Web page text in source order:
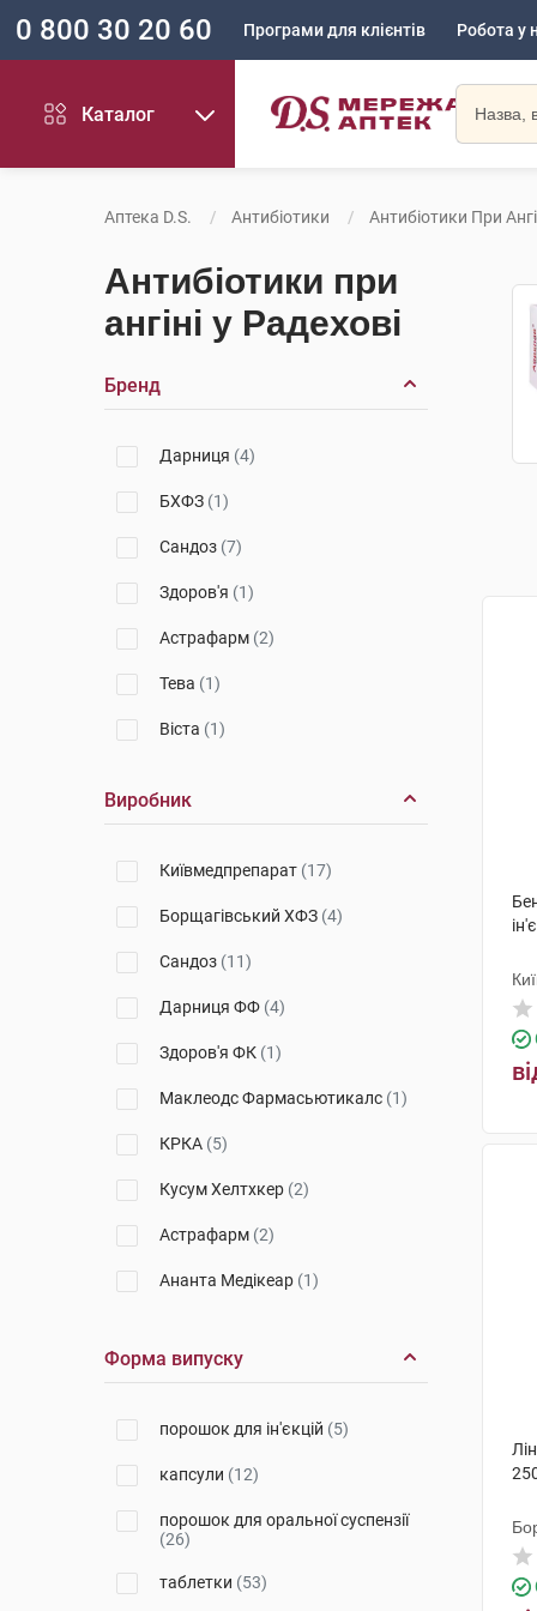
0 800 30 20 60 Програми для клієнтів Робота у
Каталог
Аптека D.S. Антибіотики Антибіотики При
Антибіотики при
ангіні у Радехові
Бренд
Дарниця (4)
БХФЗ (1)
Сандоз (7)
Здоров'я (1)
Астрафарм (2)
Тева (1)
Віста (1)
Виробник
Київмедпрепарат (17)
Борщагівський ХФЗ (4)
Сандоз (11)
Дарниця ФФ (4)
Здоров'я ФК (1)
Маклеодс Фармасьютикалс (1)
КРКА (5)
Кусум Хелтхкер (2)
Астрафарм (2)
Ананта Медікеар (1)
Хаупт Фарма Латіна(2)
Фарма Інтернешенал (2)
Меркле (1)
С.К.Сандоз(6)
Форма випуску
порошок для ін'єкцій (5)
капсули (12)
порошок для оральної суспензії
(26)
таблетки (53)